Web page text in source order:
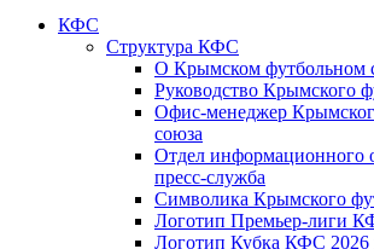
КФС
Структура КФС
О Крымском футбольном
Руководство Крымского
Офис-менеджер
союза
Отдел информационного
пресс-служба
Символика Крымского
Логотип Премьер-лиги
Логотип Кубка КФС 2026